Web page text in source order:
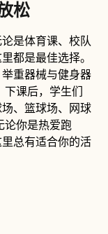
松
是体育课、校队
都是最佳选择。
重器械与健身器
课后，学生们
、篮球场、网球
论你是热爱跑
总有适合你的活